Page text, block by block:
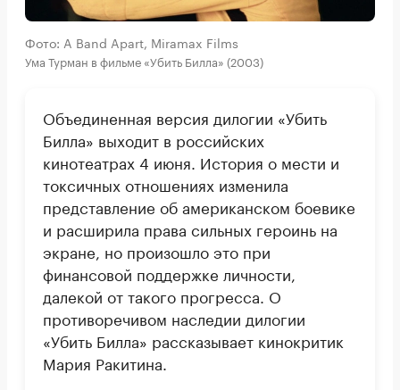
Фото: A Band Apart, Miramax Films
Ума Турман в фильме «Убить Билла» (2003)
Объединенная версия дилогии «Убить
Билла» выходит в российских
кинотеатрах 4 июня. История о мести и
токсичных отношениях изменила
представление об американском боевике
и расширила права сильных героинь на
экране, но произошло это при
финансовой поддержке личности,
далекой от такого прогресса. О
противоречивом наследии дилогии
«Убить Билла» рассказывает кинокритик
Мария Ракитина.